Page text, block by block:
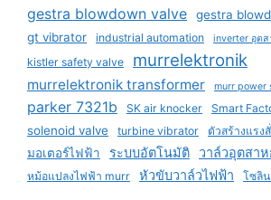
gestra blowdown valve
gestra
gt vibrator
industrial automation inverter อุตส
kistler safety valve murrelektronik
murrelektronik transformer murr power
parker 7321b SK air knocker Smart
solenoid valve turbine vibrator ตัวสร้างแรง
มอเตอร์ไฟฟ้า ระบบอัตโนมัติ วาล์วอุตสา
หม้อแปลงไฟฟ้า murr หัวขับวาล์วไฟฟ้า โซลิ